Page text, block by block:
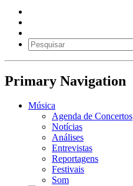
Primary Navigation
Música
Agenda de Concertos
Notícias
Análises
Entrevistas
Reportagens
Festivais
Som